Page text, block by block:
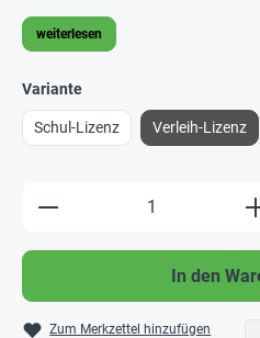
weiterlesen
Variante
Schul-Lizenz Verleih-Lizenz
Produkt Anzahl: Gib
In den
Zum Merkzettel hinzufügen